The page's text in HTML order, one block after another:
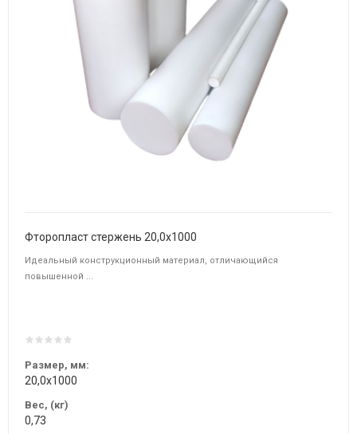
Фторопласт стержень 20,0х1000
Идеальный конструкционный материал, отличающийся
повышенной ...
Размер, мм:
20,0х1000
Вес, (кг)
0,73